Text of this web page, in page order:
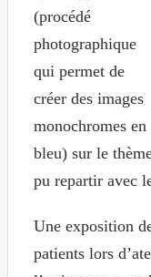
(procédé
photographique
qui permet de
créer des images
monochromes en
bleu) sur le
purepartir avec
Une exposition
patients lors